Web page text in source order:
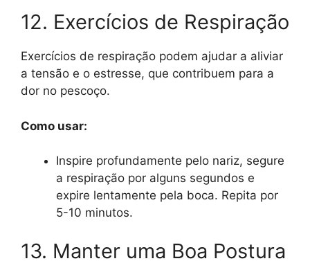
12. Exercícios de Respiração
Exercícios de respiração podem ajudar a aliviar
a tensão e o estresse, que contribuem para a
dor no pescoço.
Como usar:
Inspire profundamente pelo nariz, segure
a respiração por alguns segundos e
expire lentamente pela boca. Repita por
5-10 minutos.
13. Manter uma Boa Postura